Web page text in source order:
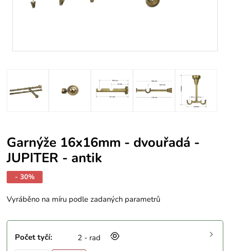
Garnýže 16x16mm - dvouřadá -
JUPITER - antik
- 30%
Vyráběno na míru podle zadaných parametrů
Počet tyčí: 2 - rad